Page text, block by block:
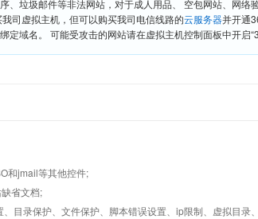
垃圾邮件等非法网站，对于成人用品、 空包网站、网
司虚拟主机，但可以购买我司电信线路的云服务器并开通
定域名。 可能受攻击的网站请在虚拟主机控制面板中开启
和jmail等其他控件;
省文档;
目录保护、文件保护、脚本错误设置、ip限制、虚拟目录